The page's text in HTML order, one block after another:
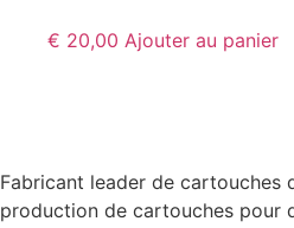
€ 20,00 Ajouter au panier
Fabricant leader de cartouches
production de cartouches pour